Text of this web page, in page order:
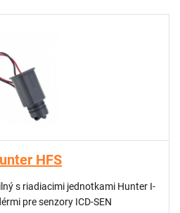
HFS
s riadiacimi jednotkami Hunter I-
pre senzory ICD-SEN